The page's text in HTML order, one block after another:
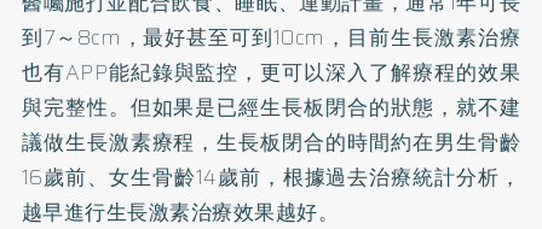
到7～8cm，最好甚至可到10cm，目前生長激素治療
也有APP能紀錄與監控，更可以深入了解療程的效果
與完整性。但如果是已經生長板閉合的狀態，就不建
議做生長激素療程，生長板閉合的時間約在男生骨齡
16歲前、女生骨齡14歲前，根據過去治療統計分析，
越早進行生長激素治療效果越好。